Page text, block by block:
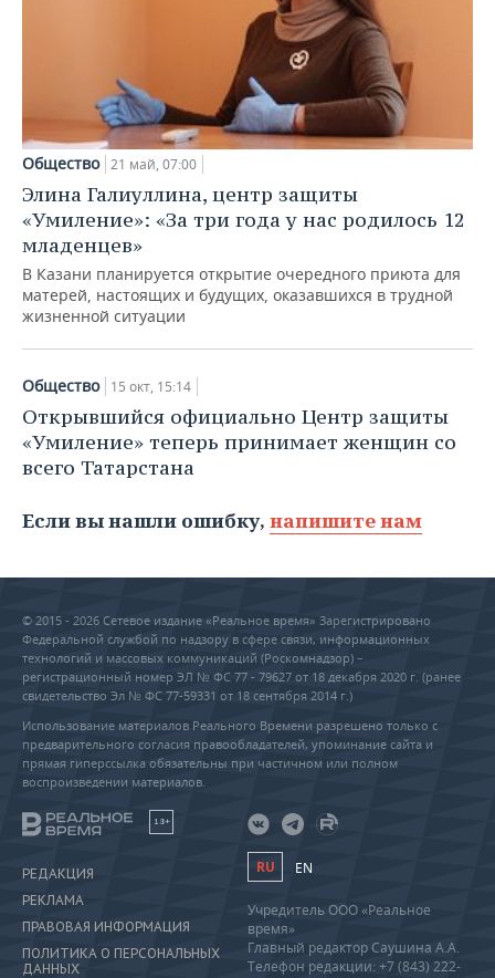
Общество 21 май, 07:00
Элина Галиуллина, центр защиты
«Умиление»: «За три года у нас родилось 12
младенцев»
В Казани планируется открытие очередного приюта для
матерей, настоящих и будущих, оказавшихся в трудной
жизненной ситуации
Общество 15 окт, 15:14
Открывшийся официально Центр защиты
«Умиление» теперь принимает женщин со
всего Татарстана
Если вы нашли ошибку, напишите нам
© 2015 - 2026 Сетевое издание «Реальное время» Зарегистрировано
Федеральной службой по надзору в сфере связи, информационных
технологий и массовых коммуникаций (Роскомнадзор) –
регистрационный номер ЭЛ № ФС 77 - 79627 от 18 декабря 2020 г. (ранее
свидетельство Эл № ФС 77-59331 от 18 сентября 2014 г.)
Использование материалов Реального Времени разрешено только с
предварительного согласия правообладателей, упоминание сайта и
прямая гиперссылка обязательны при частичном или полном
воспроизведении материалов.
18+
РЕДАКЦИЯ
РЕКЛАМА
ПРАВОВАЯ ИНФОРМАЦИЯ
ПОЛИТИКА О ПЕРСОНАЛЬНЫХ
ДАННЫХ
RU EN
Учредитель ООО «Реальное
время»
Главный редактор Саушина А.А.
Телефон редакции: +7 (843) 222-